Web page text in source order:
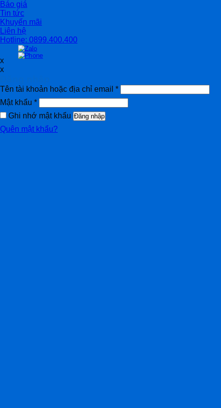
Báo giá
Tin tức
Khuyến mãi
Liên hệ
Hotline: 0899.400.400
x
x
Tên tài khoản hoặc địa chỉ email *
Mật khẩu *
Ghi nhớ mật khẩu Đăng nhập
Quên mật khẩu?